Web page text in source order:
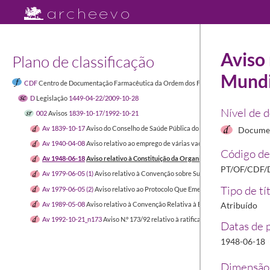
Plano de classificação
CDFCentro de Documentação Farmacêutica da Ordem dos Farmacêuticos
1449-04-
D Legislação 1449-04-22/2009-10-28
002Avisos 1839-10-17/1992-10-21
Av 1839-10-17Aviso do Conselho de Saúde Pública do Reino relativo à licença
Av 1940-04-08Aviso relativo ao emprego de várias vacinas na campanha de
Av 1948-06-18Aviso relativo à Constituição da Organização Mundial de Saúde
Av 1979-06-05 (1)Aviso relativo à Convenção sobre Substâncias Psicotrópicas
Av 1979-06-05 (2) Aviso relativo ao Protocolo Que Emenda a Convenção Única
Av 1989-05-08Aviso relativo à Convenção Relativa à Elaboração de Uma
Av 1992-10-21_n173Aviso N.º 173/92 relativo à ratificação do Protocolo à
Nível de
Código
PT/OF/
Tipo de
Atribuído
Datas de
1948-06-18